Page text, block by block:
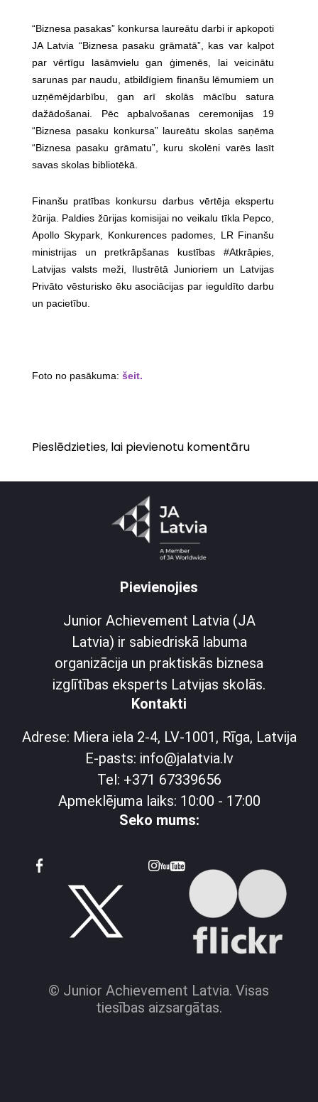
“Biznesa pasakas” konkursa laureātu darbi ir apkopoti
JA Latvia “Biznesa pasaku grāmatā”, kas var kalpot
par vērtīgu lasāmvielu gan ģimenēs, lai veicinātu
sarunas par naudu, atbildīgiem finanšu lēmumiem un
uzņēmējdarbību, gan arī skolās mācību satura
dažādošanai. Pēc apbalvošanas ceremonijas 19
“Biznesa pasaku konkursa” laureātu skolas saņēma
“Biznesa pasaku grāmatu”, kuru skolēni varēs lasīt
savas skolas bibliotēkā.
Finanšu pratības konkursu darbus vērtēja ekspertu
žūrija. Paldies žūrijas komisijai no veikalu tīkla Pepco,
Apollo Skypark,
Konkurences padomes, LR Finanšu
ministrijas un pretkrāpšanas kustības #Atkrāpies,
Latvijas valsts meži, Ilustrētā Junioriem un Latvijas
Privāto vēsturisko ēku asociācijas par ieguldīto darbu
un pacietību.
Foto no pasākuma: šeit.
Pieslēdzieties, lai pievienotu komentāru
Pievienojies
Junior Achievement Latvia (JA
Latvia) ir sabiedriskā labuma
organizācija un praktiskās biznesa
izglītības eksperts Latvijas skolās.
Kontakti
Adrese: Miera iela 2-4, LV-1001, Rīga, Latvija
E-pasts: info@jalatvia.lv
Tel: +371 67339656
Apmeklējuma laiks: 10:00 - 17:00
Seko mums:
© Junior Achievement Latvia. Visas
tiesības aizsargātas.